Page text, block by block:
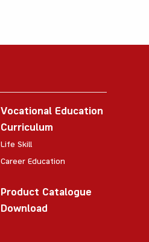
Vocational Education
Curriculum
Life Skill
Career Education
Product Catalogue
Download